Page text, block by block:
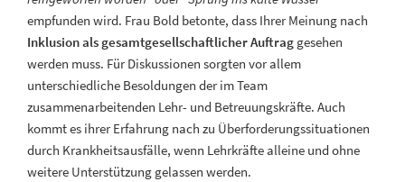
empfunden wird. Frau Bold betonte, dass Ihrer Meinung nach
Inklusion als gesamtgesellschaftlicher Auftrag gesehen
werden muss. Für Diskussionen sorgten vor allem
unterschiedliche Besoldungen der im Team
zusammenarbeitenden Lehr- und Betreuungskräfte. Auch
kommt es ihrer Erfahrung nach zu Überforderungssituationen
durch Krankheitsausfälle, wenn Lehrkräfte alleine und ohne
weitere Unterstützung gelassen werden.